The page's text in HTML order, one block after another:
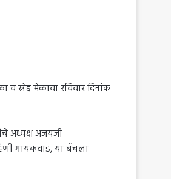
व स्नेह मेळावा रविवार दिनांक
अध्यक्ष अजयजी
गायकवाड, या बॅचला